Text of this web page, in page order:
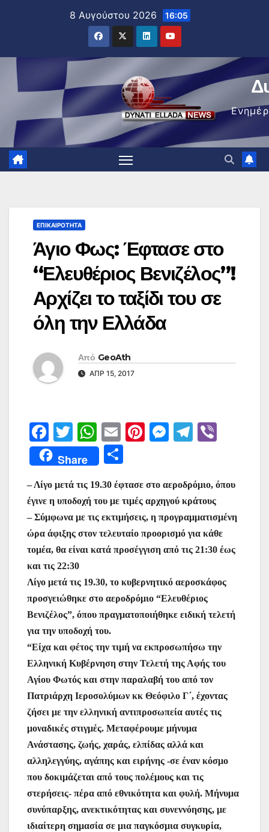
8 Αυγούστου 2026 16:05
ΕΠΙΚΑΙΡΌΤΗΤΑ
Άγιο Φως: Έφτασε στο
“Ελευθέριος Βενιζέλος”!
Αρχίζει το ταξίδι του σε
όλη την Ελλάδα
Από GeoAth
ΑΠΡ 15, 2017
F
a
c
e
b
o
o
k
T
w
itt
er
W
h
at
s
A
p
p
E
m
ai
l
Pi
e
st
M
s
e
n
g
T
gr
a
m
Share
ρ
α
σ
τε
ε
– Λίγο μετά τις 19.30 έφτασε στο αεροδρόμιο, όπου
έγινε η υποδοχή του με τιμές αρχηγού κράτους
– Σύμφωνα με τις εκτιμήσεις, η προγραμματισμένη
ώρα άφιξης στον τελευταίο προορισμό για κάθε
τομέα, θα είναι κατά προσέγγιση από τις 21:30 έως
και τις 22:30
Λίγο μετά τις 19.30, το κυβερνητικό αεροσκάφος
προσγειώθηκε στο αεροδρόμιο “Ελευθέριος
Βενιζέλος”, όπου πραγματοποιήθηκε ειδική τελετή
για την υποδοχή του.
“Είχα και φέτος την τιμή να εκπροσωπήσω την
Ελληνική Κυβέρνηση στην Τελετή της Αφής του
Αγίου Φωτός και στην παραλαβή του από τον
Πατριάρχη Ιεροσολύμων κκ Θεόφιλο Γ΄, έχοντας
ζήσει με την ελληνική αντιπροσωπεία αυτές τις
μοναδικές στιγμές. Μεταφέρουμε μήνυμα
Ανάστασης, ζωής, χαράς, ελπίδας αλλά και
αλληλεγγύης, αγάπης και ειρήνης -σε έναν κόσμο
που δοκιμάζεται από τους πολέμους και τις
στερήσεις- πέρα από εθνικότητα και φυλή. Μήνυμα
συνύπαρξης, ανεκτικότητας και συνεννόησης, με
ιδιαίτερη σημασία σε μια παγκόσμια συγκυρία,